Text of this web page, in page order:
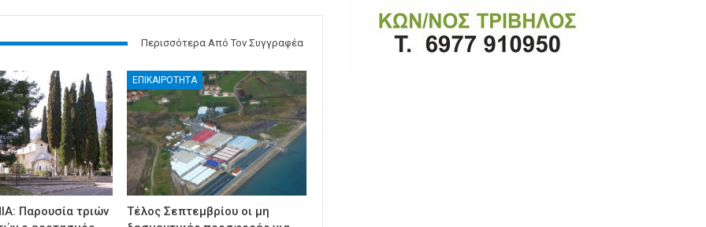
Περισσότερα Από Τον Συγγραφέα
Παρουσία τριών
ΕΠΙΚΑΙΡΟΤΗΤΑ
Τέλος Σεπτεμβρίου οι μη